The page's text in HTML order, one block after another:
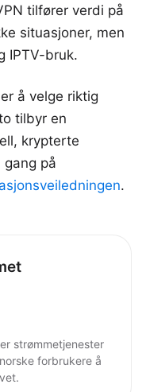
tilfører verdi på
situasjoner, men
IPTV-bruk.
å velge riktig
tilbyr en
krypterte
på
.
strømmetjenester
forbrukere å